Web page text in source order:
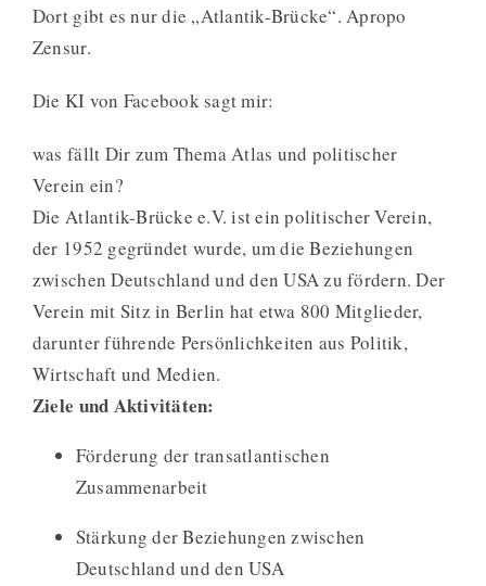
Dort gibt es nur die „Atlantik-Brücke“. Apropo
Zensur.
Die KI von Facebook sagt mir:
was fällt Dir zum Thema Atlas und politischer
Verein ein?
Die Atlantik-Brücke e.V. ist ein politischer Verein,
der 1952 gegründet wurde, um die Beziehungen
zwischen Deutschland und den USA zu fördern. Der
Verein mit Sitz in Berlin hat etwa 800 Mitglieder,
darunter führende Persönlichkeiten aus Politik,
Wirtschaft und Medien.
Ziele und Aktivitäten:
Förderung der transatlantischen
Zusammenarbeit
Stärkung der Beziehungen zwischen
Deutschland und den USA